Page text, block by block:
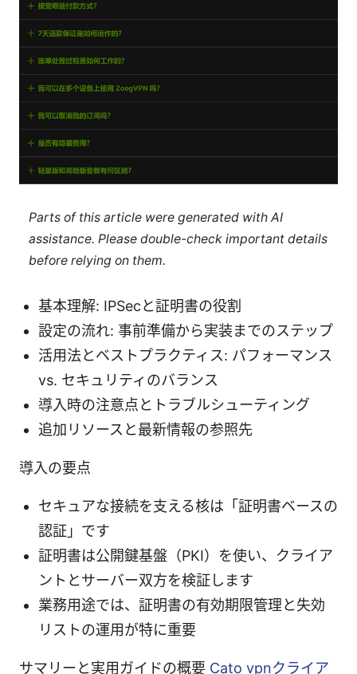
Parts of this article were generated with AI
assistance. Please double-check important details
before relying on them.
基本理解: IPSecと証明書の役割
設定の流れ: 事前準備から実装までのステップ
活用法とベストプラクティス: パフォーマンス
vs. セキュリティのバランス
導入時の注意点とトラブルシューティング
追加リソースと最新情報の参照先
導入の要点
セキュアな接続を支える核は「証明書ベースの
認証」です
証明書は公開鍵基盤（PKI）を使い、クライア
ントとサーバー双方を検証します
業務用途では、証明書の有効期限管理と失効
リストの運用が特に重要
サマリーと実用ガイドの概要 Cato vpnクライア